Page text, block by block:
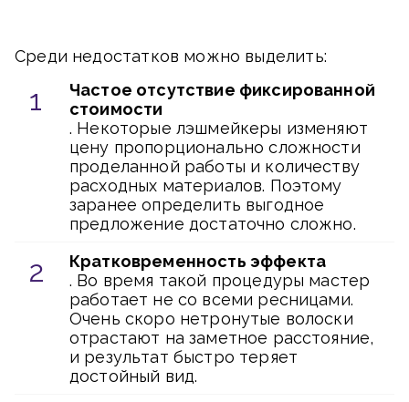
Среди недостатков можно выделить:
Частое отсутствие фиксированной
стоимости
. Некоторые лэшмейкеры изменяют
цену пропорционально сложности
проделанной работы и количеству
расходных материалов. Поэтому
заранее определить выгодное
предложение достаточно сложно.
Кратковременность эффекта
. Во время такой процедуры мастер
работает не со всеми ресницами.
Очень скоро нетронутые волоски
отрастают на заметное расстояние,
и результат быстро теряет
достойный вид.